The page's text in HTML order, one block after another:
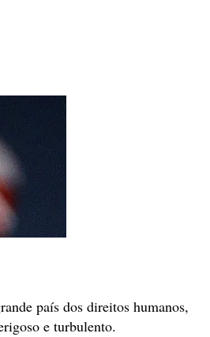
país dos direitos humanos,
e turbulento.